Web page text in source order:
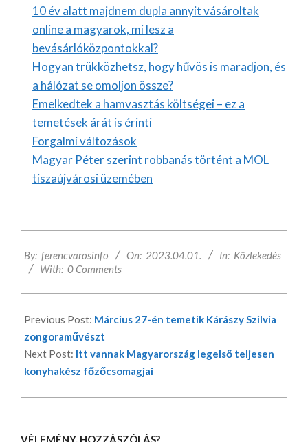
10 év alatt majdnem dupla annyit vásároltak
online a magyarok, mi lesz a
bevásárlóközpontokkal?
Hogyan trükközhetsz, hogy hűvös is maradjon, és
a hálózat se omoljon össze?
Emelkedtek a hamvasztás költségei – ez a
temetések árát is érinti
Forgalmi változások
Magyar Péter szerint robbanás történt a MOL
tiszaújvárosi üzemében
04-
01
By: ferencvarosinfo On: 2023.04.01. In: Közlekedés
With: 0 Comments
Previous Post: Március 27-én temetik Kárászy Szilvia
zongoraművészt
Next Post: Itt vannak Magyarország legelső teljesen
konyhakész főzőcsomagjai
VÉLEMÉNY, HOZZÁSZÓLÁS?